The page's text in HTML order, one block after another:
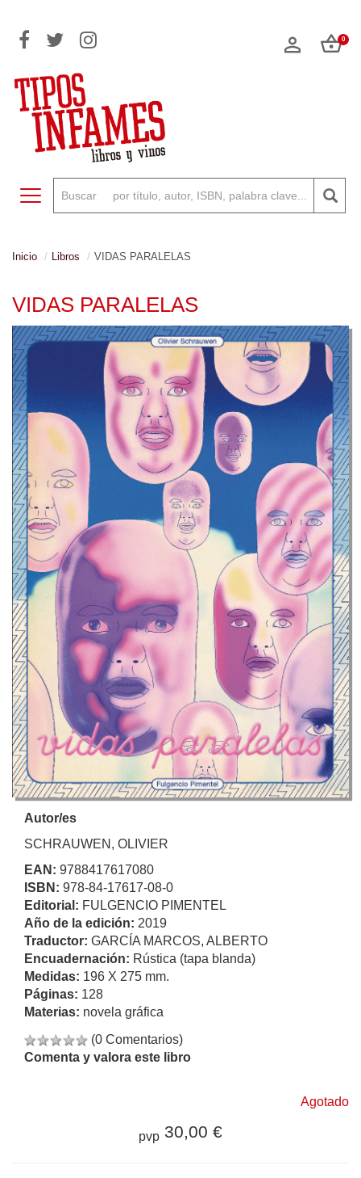
0
Toggle navigation
Inicio Libros VIDAS PARALELAS
VIDAS PARALELAS
Autor/es
SCHRAUWEN, OLIVIER
EAN: 9788417617080
ISBN: 978-84-17617-08-0
Editorial: FULGENCIO PIMENTEL
Año de la edición: 2019
Traductor: GARCÍA MARCOS, ALBERTO
Encuadernación: Rústica (tapa blanda)
Medidas: 196 X 275 mm.
Páginas: 128
Materias: novela gráfica
(0 Comentarios)
Comenta y valora este libro
Agotado
pvp 30,00 €